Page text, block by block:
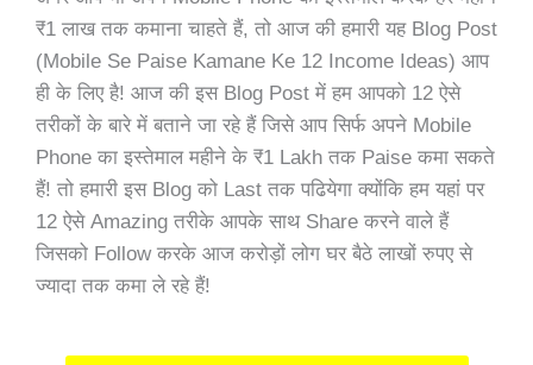
₹1 लाख तक कमाना चाहते हैं, तो आज की हमारी यह Blog Post
(Mobile Se Paise Kamane Ke 12 Income Ideas) आप
ही के लिए है! आज की इस Blog Post में हम आपको 12 ऐसे
तरीकों के बारे में बताने जा रहे हैं जिसे आप सिर्फ अपने Mobile
Phone का इस्तेमाल महीने के ₹1 Lakh तक Paise कमा सकते
हैं! तो हमारी इस Blog को Last तक पढियेगा क्योंकि हम यहां पर
12 ऐसे Amazing तरीके आपके साथ Share करने वाले हैं
जिसको Follow करके आज करोड़ों लोग घर बैठे लाखों रुपए से
ज्यादा तक कमा ले रहे हैं!